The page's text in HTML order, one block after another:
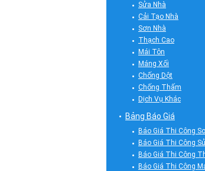
Sửa Nhà
Cải Tạo Nhà
Sơn Nhà
Thạch Cao
Mái Tôn
Máng Xối
Chống Dột
Chống Thấm
Dịch Vụ Khác
Bảng Báo Giá
Báo Giá Thi Công
Báo Giá Thi Công
Báo Giá Thi Công
Báo Giá Thi Công